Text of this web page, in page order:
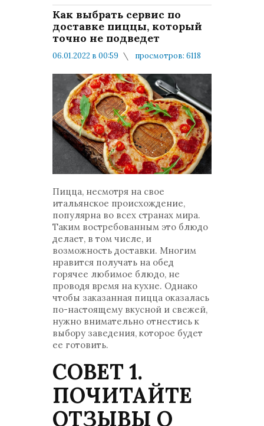
Как выбрать сервис по
доставке пиццы, который
точно не подведет
06.01.2022 в 00:59
просмотров: 6118
Мнения и публикации
Пицца, несмотря на свое
итальянское происхождение,
популярна во всех странах мира.
Таким востребованным это блюдо
делает, в том числе, и
возможность доставки. Многим
нравится получать на обед
горячее любимое блюдо, не
проводя время на кухне. Однако
чтобы заказанная пицца оказалась
по-настоящему вкусной и свежей,
нужно внимательно отнестись к
выбору заведения, которое будет
ее готовить.
СОВЕТ 1.
ПОЧИТАЙТЕ
ОТЗЫВЫ О